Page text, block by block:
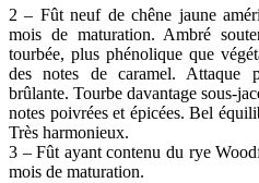
2 – Fût neuf de chêne jaune
mois de maturation. Ambré
tourbée, plus phénolique que
des notes de caramel. Attaque
brûlante. Tourbe davantage sous-
notes poivrées et épicées. Bel
Très harmonieux.
3 – Fût ayant contenu du rye
mois de maturation.